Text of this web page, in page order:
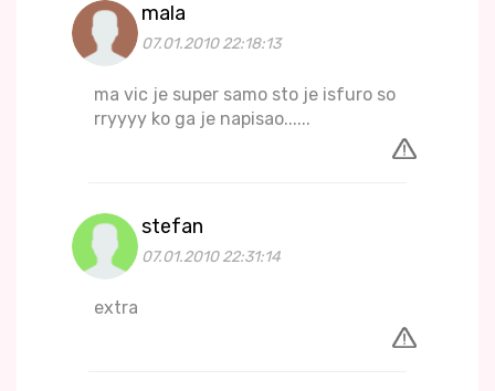
mala
07.01.2010 22:18:13
ma vic je super samo sto je isfuro so
rryyyy ko ga je napisao......
stefan
07.01.2010 22:31:14
extra